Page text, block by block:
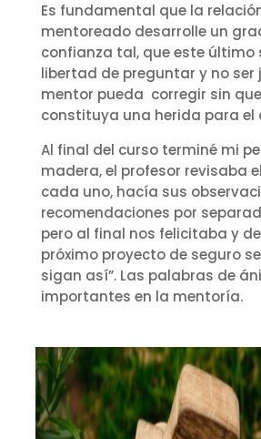
Es fundamental que la
mentoreado desarrolle un
confianza tal, que este último
libertad de preguntar y no ser
mentor pueda corregir sin
constituya una herida para el
Al final del curso terminé mi
madera, el profesor revisaba
cada uno, hacía sus
recomendaciones por
pero al final nos felicitaba y
próximo proyecto de seguro
sigan así”. Las palabras de
importantes en la mentoría.